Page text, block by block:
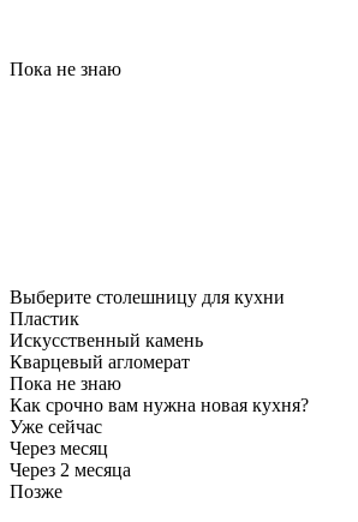
Пока не знаю
Выберите столешницу для кухни
Пластик
Искусственный камень
Кварцевый агломерат
Пока не знаю
Как срочно вам нужна новая кухня?
Уже сейчас
Через месяц
Через 2 месяца
Позже